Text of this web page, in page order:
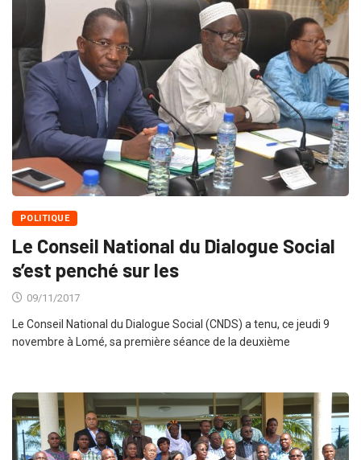
POLITIQUE
Le Conseil National du Dialogue Social
s’est penché sur les
09/11/2017
Le Conseil National du Dialogue Social (CNDS) a tenu, ce jeudi 9
novembre à Lomé, sa première séance de la deuxième